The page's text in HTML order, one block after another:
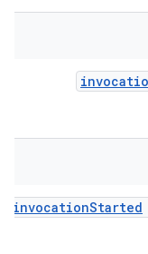
invocationStarted